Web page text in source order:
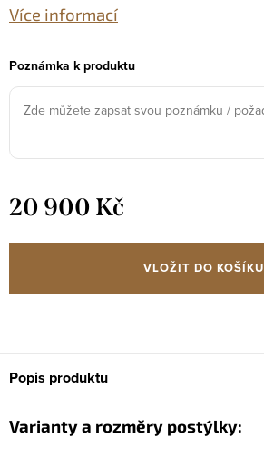
Více informací
Poznámka k produktu
20 900 Kč
cena:
VLOŽIT DO KOŠÍKU
Popis produktu
Varianty a rozměry postýlky: